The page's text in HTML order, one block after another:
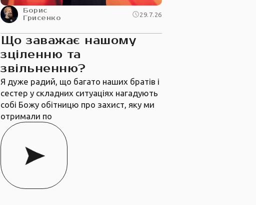
Борис
Грисенко
29.7.26
Що заважає нашому
зціленню та
звільненню?
Я дуже радий, що багато наших братів і
сестер у складних ситуаціях нагадують
собі Божу обітницю про захист, яку ми
отримали по